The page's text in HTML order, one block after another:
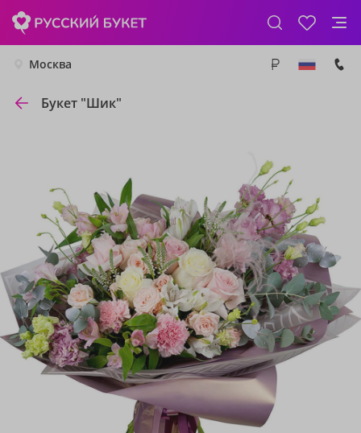
Москва
Букет "Шик"